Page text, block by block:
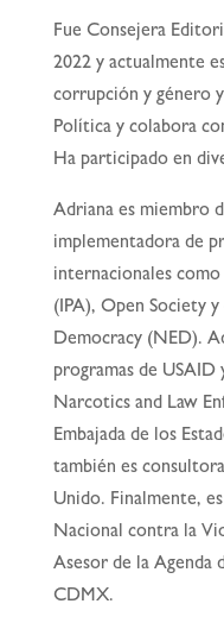
Fue Consejera
2022 y actualmente
corrupción y género
Política y colabora
Ha participado en
Adriana es miembro
implementadora de
internacionales
(IPA), Open Society
Democracy (NED).
programas de
Narcotics and Law
Embajada de los
también es
Unido. Finalmente,
Nacional contra la
Asesor de la Agenda
CDMX.